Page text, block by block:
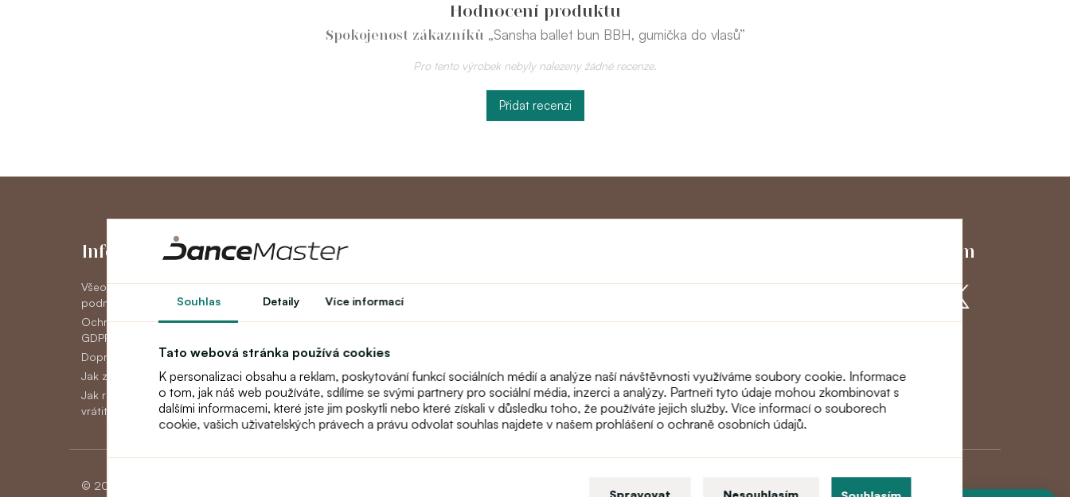
Souhlas Detaily Více informací
Tato webová stránka používá cookies
K personalizaci obsahu a reklam, poskytování funkcí sociálních médií a analýze naší návštěvnosti využíváme soubory cookie. Informace
o tom, jak náš web používáte, sdílíme se svými partnery pro sociální média, inzerci a analýzy. Partneři tyto údaje mohou zkombinovat s
dalšími informacemi, které jste jim poskytli nebo které získali v důsledku toho, že používáte jejich služby. Více informací o souborech
cookie, vašich uživatelských právech a právu odvolat souhlas najdete v našem prohlášení o ochraně osobních údajů.
Spravovat Nesouhlasím
Hodnocení produktu
Spokojenost zákazníků „Sansha ballet bun BBH, gumička do vlasů”
Pro tento výrobek nebyly nalezeny žádné recenze.
Přidat recenzi
Informace
Všeobecné obchodní
podmínky
Ochrana osobních údajov
GDPR
Doprava
Jak zaplatit
Jak reklamovat, vyměnit nebo
vrátit zboží
Můj účet
Můj účet
Historie objednávek
Novinky
Divadlo
Učitelský program
O nás
text_faq
Přidejte se k nám
© 2026 Dancemaster